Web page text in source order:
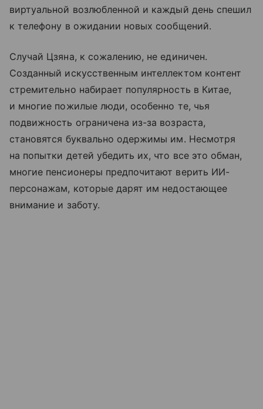
виртуальной возлюбленной и каждый день спешил
к телефону в ожидании новых сообщений.
Случай Цзяна, к сожалению, не единичен.
Созданный искусственным интеллектом контент
стремительно набирает популярность в Китае,
и многие пожилые люди, особенно те, чья
подвижность ограничена из-за возраста,
становятся буквально одержимы им. Несмотря
на попытки детей убедить их, что все это обман,
многие пенсионеры предпочитают верить ИИ-
персонажам, которые дарят им недостающее
внимание и заботу.